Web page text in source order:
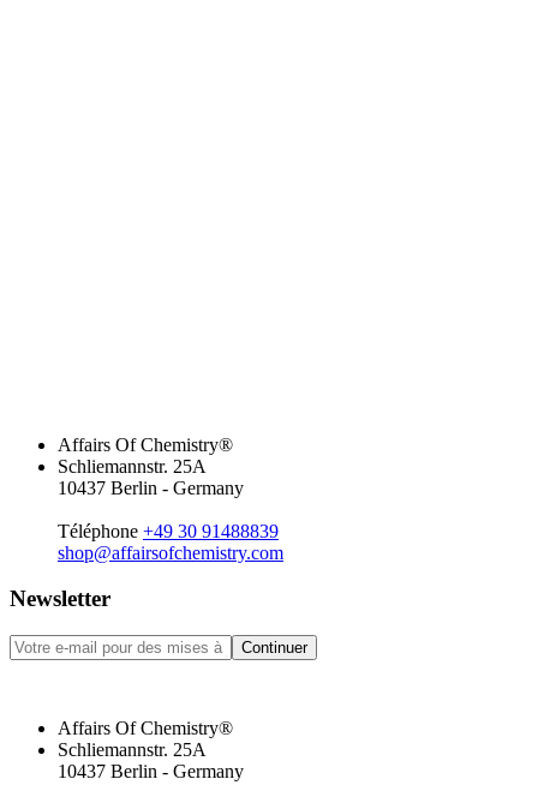
Affairs Of Chemistry®
Schliemannstr. 25A
10437 Berlin - Germany
Téléphone +49 30 91488839
shop@affairsofchemistry.com
Newsletter
Continuer
Affairs Of Chemistry®
Schliemannstr. 25A
10437 Berlin - Germany